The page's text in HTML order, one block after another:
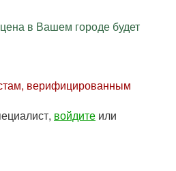
в Вашем городе будет
верифицированным
войдите или